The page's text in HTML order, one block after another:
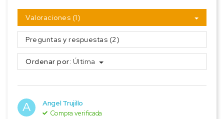
Valoraciones (1)
Preguntas y respuestas (2)
Ordenar por: Última
A Angel Trujillo
Compra verificada